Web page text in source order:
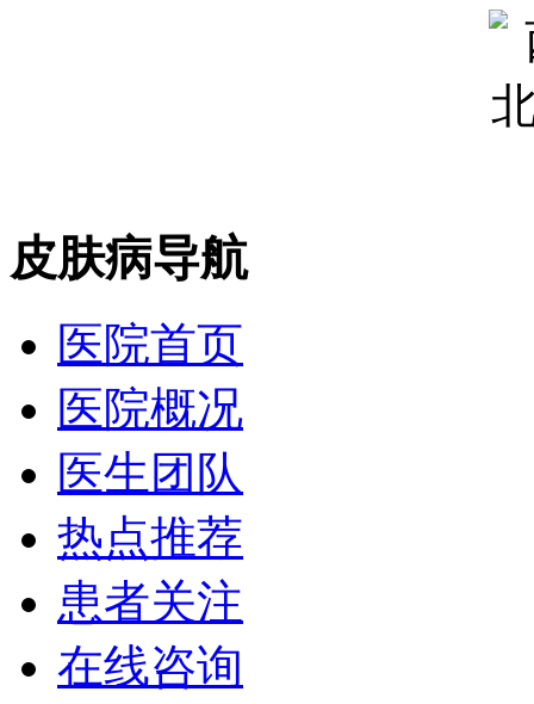
皮肤病导航
医院首页
医院概况
医生团队
热点推荐
患者关注
在线咨询